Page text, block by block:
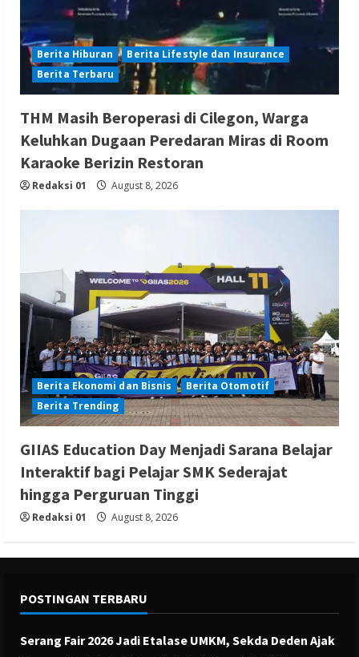
Berita Hiburan
Berita Lifestyle dan Insurance
Berita Terbaru
THM Masih Beroperasi di Cilegon, Warga
Keluhkan Dugaan Peredaran Miras di Room
Karaoke Berizin Restoran
Redaksi 01 August 8, 2026
Berita Ekonomi dan Bisnis
Berita Otomotif
Berita Trending
GIIAS Education Day Menjadi Sarana Belajar
Interaktif bagi Pelajar SMK Sederajat
hingga Perguruan Tinggi
Redaksi 01 August 8, 2026
POSTINGAN TERBARU
Serang Fair 2026 Jadi Etalase UMKM, Sekda Deden Ajak